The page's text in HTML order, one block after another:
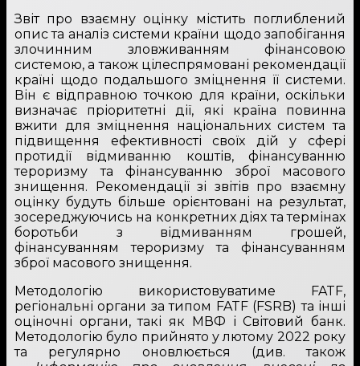
Звіт про взаємну оцінку містить поглиблений
опис та аналіз системи країни щодо запобігання
злочинним зловживанням фінансовою
системою, а також цілеспрямовані рекомендації
країні щодо подальшого зміцнення її системи.
Він є відправною точкою для країни, оскільки
визначає пріоритетні дії, які країна повинна
вжити для зміцнення національних систем та
підвищення ефективності своїх дій у сфері
протидії відмиванню коштів, фінансуванню
тероризму та фінансуванню зброї масового
знищення. Рекомендації зі звітів про взаємну
оцінку будуть більше орієнтовані на результат,
зосереджуючись на конкретних діях та термінах
боротьби з відмиванням грошей,
фінансуванням тероризму та фінансуванням
зброї масового знищення.
Методологію використовуватиме FATF,
регіональні органи за типом FATF (FSRB) та інші
оціночні органи, такі як МВФ і Світовий банк.
Методологію було прийнято у лютому 2022 року
та регулярно оновлюється (див. також